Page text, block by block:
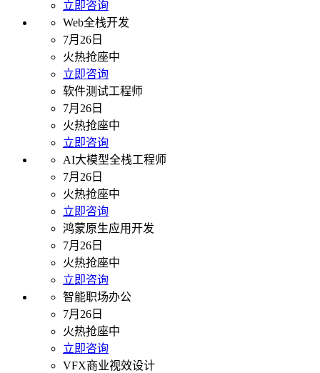
立即咨询
Web全栈开发
7月26日
火热抢座中
立即咨询
软件测试工程师
7月26日
火热抢座中
立即咨询
AI大模型全栈工程师
7月26日
火热抢座中
立即咨询
鸿蒙原生应用开发
7月26日
火热抢座中
立即咨询
智能职场办公
7月26日
火热抢座中
立即咨询
VFX商业视效设计